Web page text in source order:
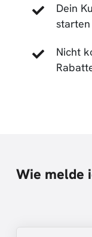
Dein
starten
Nicht
Wie melde